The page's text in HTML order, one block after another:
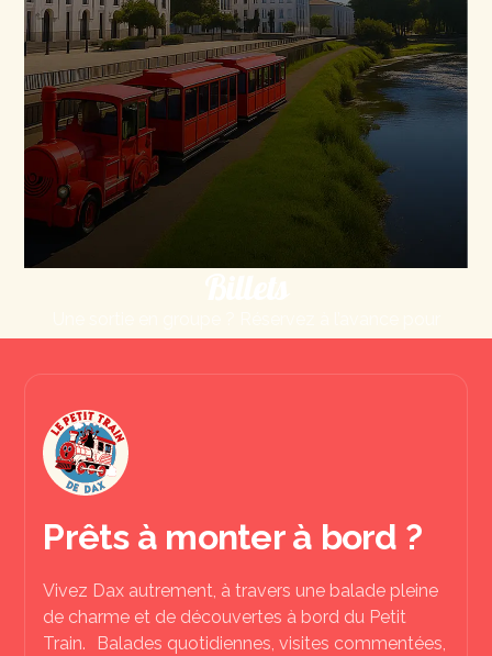
un moment en toute sérénité.
Prêts à monter à bord ?
Vivez Dax autrement, à travers une balade pleine
de charme et de découvertes à bord du Petit
Train. Balades quotidiennes, visites commentées,